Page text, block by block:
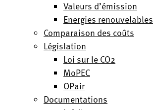
Valeurs d’émission
Energies renouvelables
Comparaison des coûts
Législation
Loi sur le CO2
MoPEC
OPair
Documentations